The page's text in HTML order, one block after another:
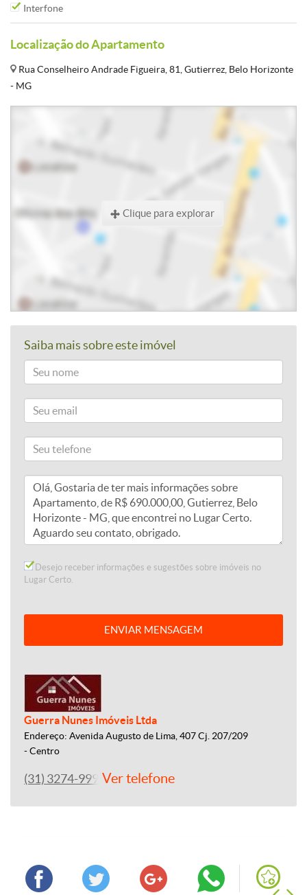
Interfone
Localização do Apartamento
Rua Conselheiro Andrade Figueira, 81, Gutierrez, Belo Horizonte
- MG
Clique para explorar
Saiba mais sobre este imóvel
Desejo receber informações e sugestões sobre imóveis no
Lugar Certo.
ENVIAR MENSAGEM
Guerra Nunes Imóveis Ltda
Endereço: Avenida Augusto de Lima, 407 Cj. 207/209
- Centro
(31) 3274-9993Ver telefone